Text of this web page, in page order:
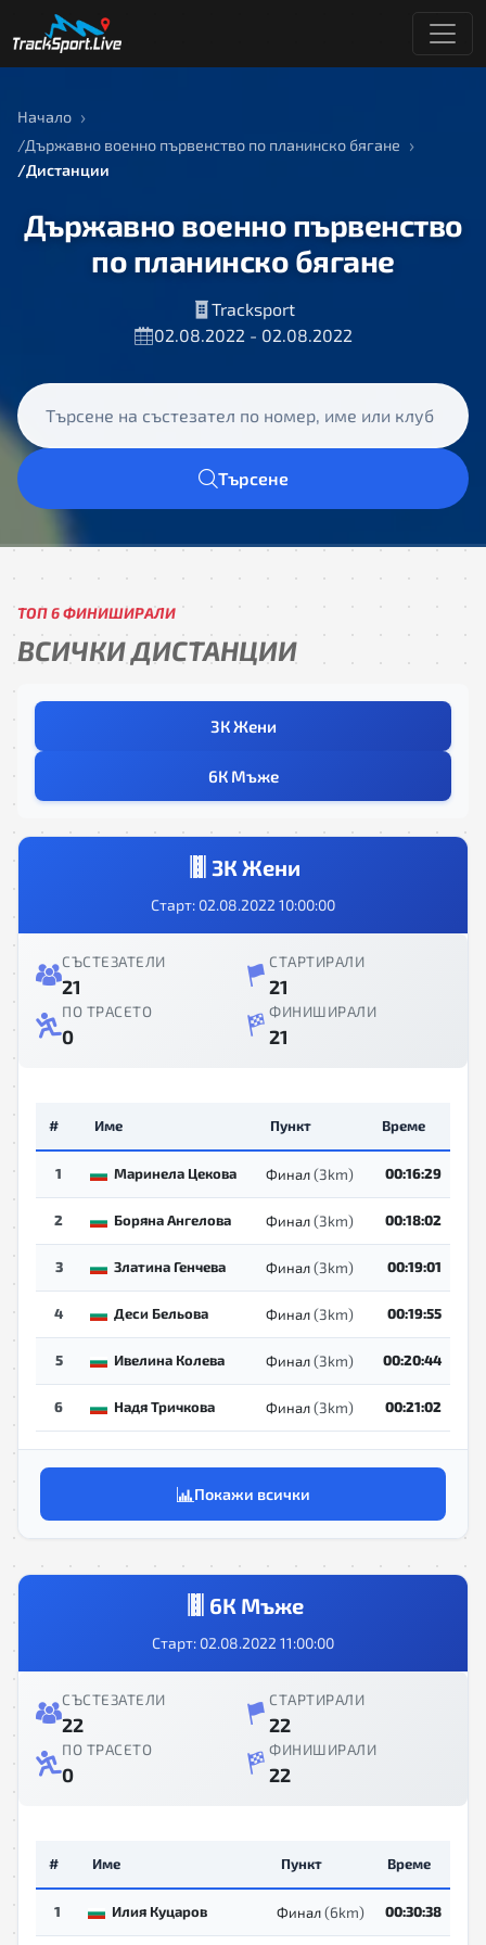
Начало
Държавно военно първенство по планинско бягане
Дистанции
Държавно военно първенство
по планинско бягане
Tracksport
02.08.2022 - 02.08.2022
Търсене
ТОП 6 ФИНИШИРАЛИ
ВСИЧКИ ДИСТАНЦИИ
3К Жени
6К Мъже
3К Жени
Старт: 02.08.2022 10:00:00
СЪСТЕЗАТЕЛИ
21
СТАРТИРАЛИ
21
ПО ТРАСЕТО
0
ФИНИШИРАЛИ
21
# Име Пункт Време
1 Маринела Цекова Финал(3km) 00:16:29
2 Боряна Ангелова Финал(3km) 00:18:02
3 Златина Генчева Финал(3km) 00:19:01
4 Деси Бельова Финал(3km) 00:19:55
5 Ивелина Колева Финал(3km) 00:20:44
6 Надя Тричкова Финал(3km) 00:21:02
Покажи всички
6К Мъже
Старт: 02.08.2022 11:00:00
СЪСТЕЗАТЕЛИ
22
СТАРТИРАЛИ
22
ПО ТРАСЕТО
0
ФИНИШИРАЛИ
22
# Име Пункт Време
1 Илия Куцаров Финал(6km) 00:30:38